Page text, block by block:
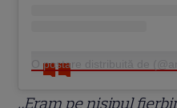
O postare distribuită de
„Eram pe nisipul